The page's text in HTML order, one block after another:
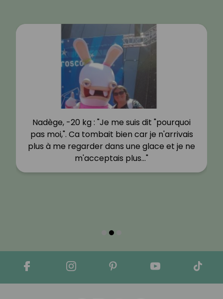
Nadège, -20 kg : "Je me suis dit "pourquoi
pas moi,". Ca tombait bien car je n'arrivais
plus à me regarder dans une glace et je ne
m'acceptais plus…"